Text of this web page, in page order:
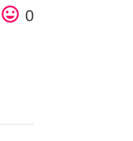
tag_faces 0